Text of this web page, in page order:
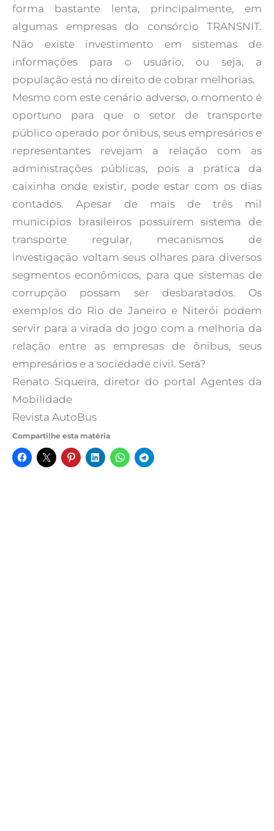
forma bastante lenta, principalmente, em
algumas empresas do consórcio TRANSNIT.
Não existe investimento em sistemas de
informações para o usuário, ou seja, a
população está no direito de cobrar melhorias.
Mesmo com este cenário adverso, o momento é
oportuno para que o setor de transporte
público operado por ônibus, seus empresários e
representantes revejam a relação com as
administrações públicas, pois a prática da
caixinha onde existir, pode estar com os dias
contados. Apesar de mais de três mil
municípios brasileiros possuírem sistema de
transporte regular, mecanismos de
investigação voltam seus olhares para diversos
segmentos econômicos, para que sistemas de
corrupção possam ser desbaratados. Os
exemplos do Rio de Janeiro e Niterói podem
servir para a virada do jogo com a melhoria da
relação entre as empresas de ônibus, seus
empresários e a sociedade civil. Será?
Renato Siqueira, diretor do portal Agentes da
Mobilidade
Revista AutoBus
Compartilhe esta matéria